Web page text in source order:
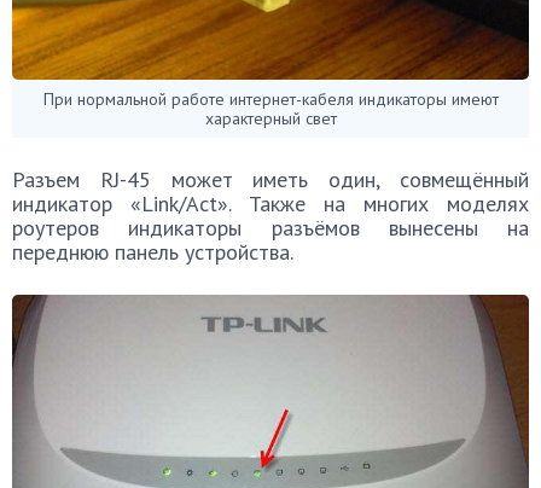
При нормальной работе интернет-кабеля индикаторы имеют
характерный свет
Разъем RJ-45 может иметь один, совмещённый
индикатор «Link/Act». Также на многих моделях
роутеров индикаторы разъёмов вынесены на
переднюю панель устройства.